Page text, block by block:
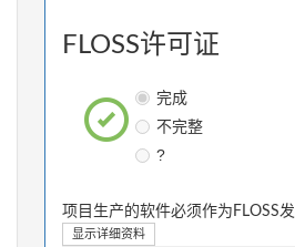
FLOSS许可证
完成
不完整
?
项目生产的软件必须作为FLOSS
显示详细资料